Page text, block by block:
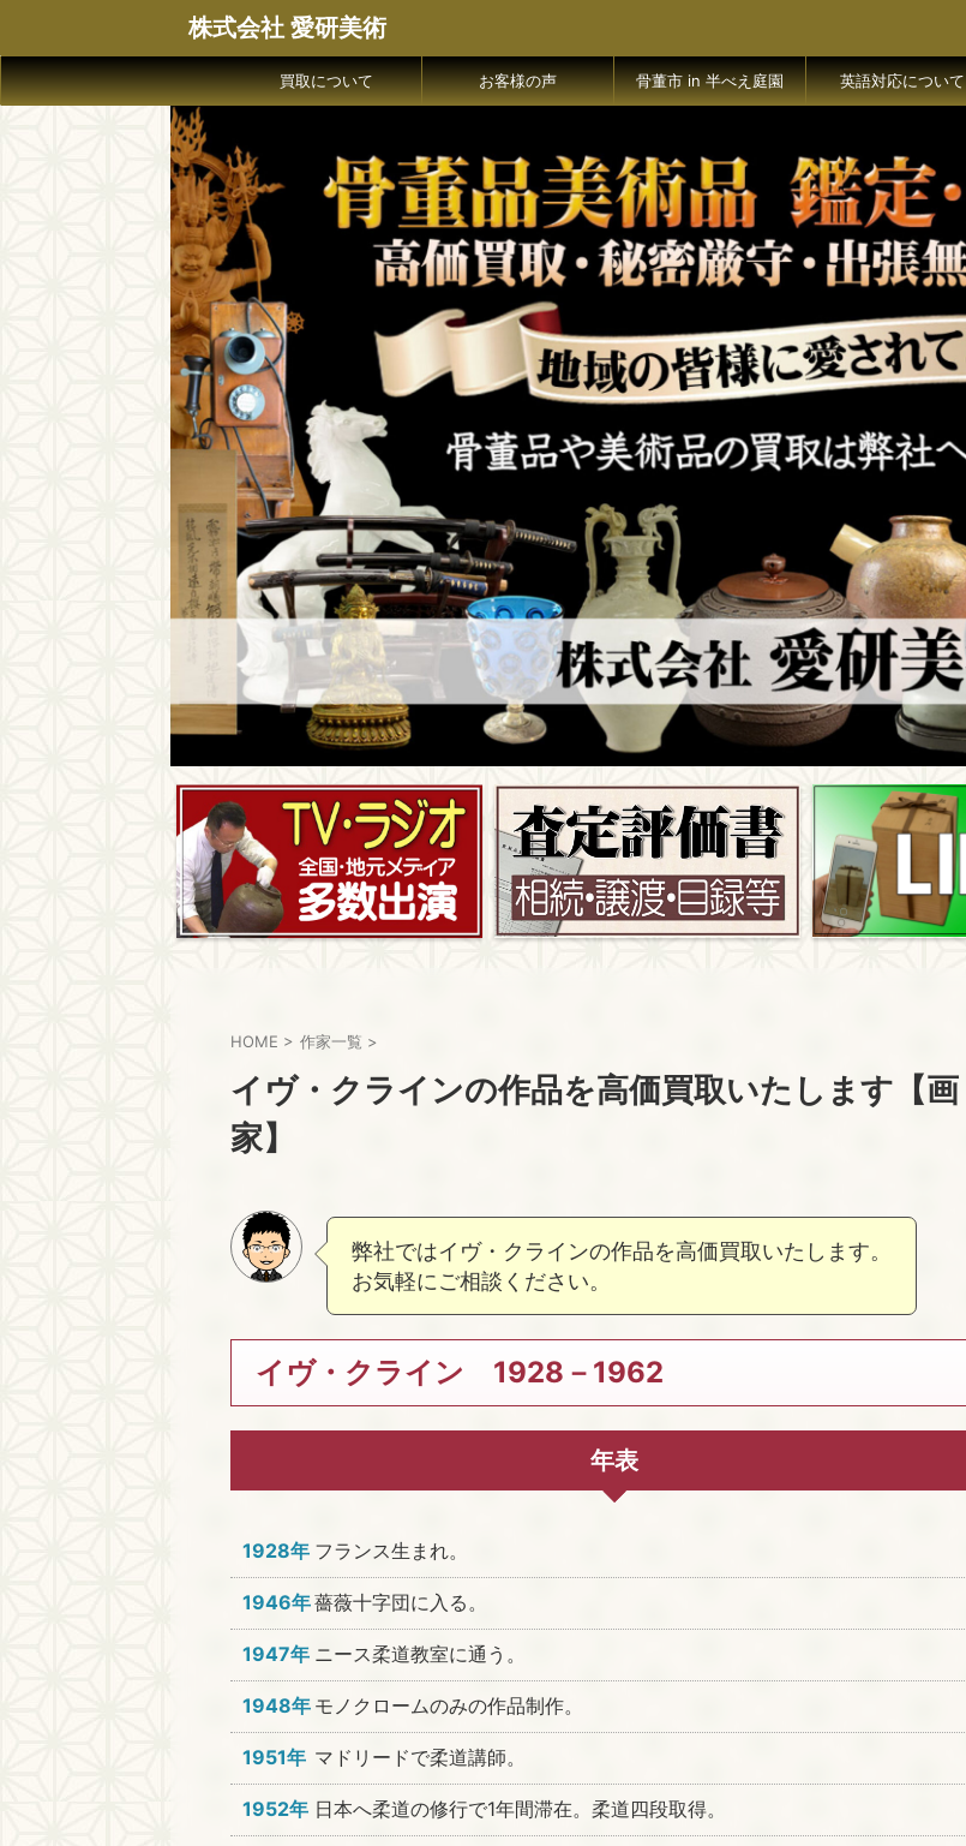
株式会社 愛研美術
買取について お客様の声 骨董市 in 半べえ庭園 英語対応について
HOME > 作家一覧 >
イヴ・クラインの作品を高価買取いたします【画
家】
弊社ではイヴ・クラインの作品を高価買取いたします。
お気軽にご相談ください。
イヴ・クライン 1928－1962
年表
1928年 フランス生まれ。
1946年薔薇十字団に入る。
1947年 ニース柔道教室に通う。
1948年 モノクロームのみの作品制作。
1951年 マドリードで柔道講師。
1952年 日本へ柔道の修行で1年間滞在。柔道四段取得。